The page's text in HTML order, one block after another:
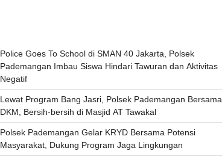
Police Goes To School di SMAN 40 Jakarta, Polsek
Pademangan Imbau Siswa Hindari Tawuran dan Aktivitas
Negatif
Lewat Program Bang Jasri, Polsek Pademangan Bersama
DKM, Bersih-bersih di Masjid AT Tawakal
Polsek Pademangan Gelar KRYD Bersama Potensi
Masyarakat, Dukung Program Jaga Lingkungan